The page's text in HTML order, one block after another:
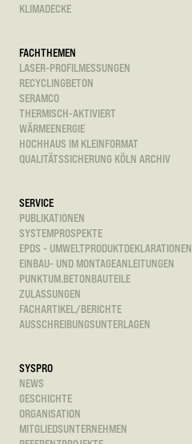
KLIMADECKE
FACHTHEMEN
LASER-PROFILMESSUNGEN
RECYCLINGBETON
SERAMCO
THERMISCH-AKTIVIERT
WÄRMEENERGIE
HOCHHAUS IM KLEINFORMAT
QUALITÄTSSICHERUNG KÖLN ARCHIV
SERVICE
PUBLIKATIONEN
SYSTEMPROSPEKTE
EPDS - UMWELTPRODUKTDEKLARATIONEN
EINBAU- UND MONTAGEANLEITUNGEN
PUNKTUM.BETONBAUTEILE
ZULASSUNGEN
FACHARTIKEL/BERICHTE
AUSSCHREIBUNGSUNTERLAGEN
SYSPRO
NEWS
GESCHICHTE
ORGANISATION
MITGLIEDSUNTERNEHMEN